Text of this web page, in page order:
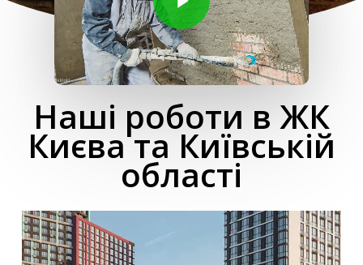
Наші роботи в ЖК
Києва та Київській
області